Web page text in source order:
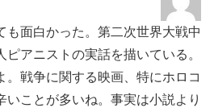
も面白かった。第二次世界大戦中
アニストの実話を描いている。
。戦争に関する映画、特にホロコ
いことが多いね。事実は小説より